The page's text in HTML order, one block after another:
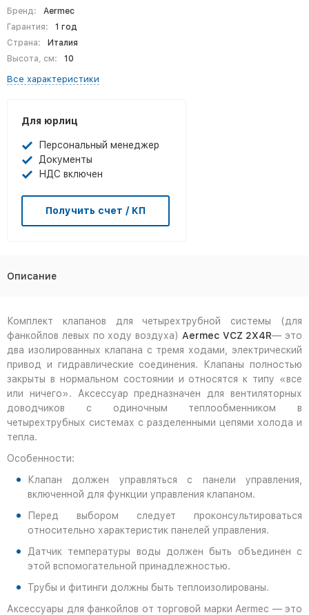
Бренд:
Aermec
Гарантия:
1 год
Страна:
Италия
Высота, см:
10
Все характеристики
Для юрлиц
Персональный менеджер
Документы
НДС включен
Получить счет / КП
Описание
Комплект клапанов для четырехтрубной системы (для
фанкойлов левых по ходу воздуха) Aermec VCZ 2X4R— это
два изолированных клапана с тремя ходами, электрический
привод и гидравлические соединения. Клапаны полностью
закрыты в нормальном состоянии и относятся к типу «все
или ничего». Аксессуар предназначен для вентиляторных
доводчиков с одиночным теплообменником в
четырехтрубных системах с разделенными цепями холода и
тепла.
Особенности:
Клапан должен управляться с панели управления,
включенной для функции управления клапаном.
Перед выбором следует проконсультироваться
относительно характеристик панелей управления.
Датчик температуры воды должен быть объединен с
этой вспомогательной принадлежностью.
Трубы и фитинги должны быть теплоизолированы.
Аксессуары для фанкойлов от торговой марки Aermec — это